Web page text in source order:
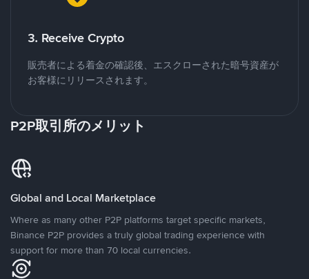
3. Receive Crypto
販売者による着金の確認後、エスクローされた暗号資産が
お客様にリリースされます。
P2P取引所のメリット
Global and Local Marketplace
Where as many other P2P platforms target specific markets,
Binance P2P provides a truly global trading experience with
support for more than 70 local currencies.